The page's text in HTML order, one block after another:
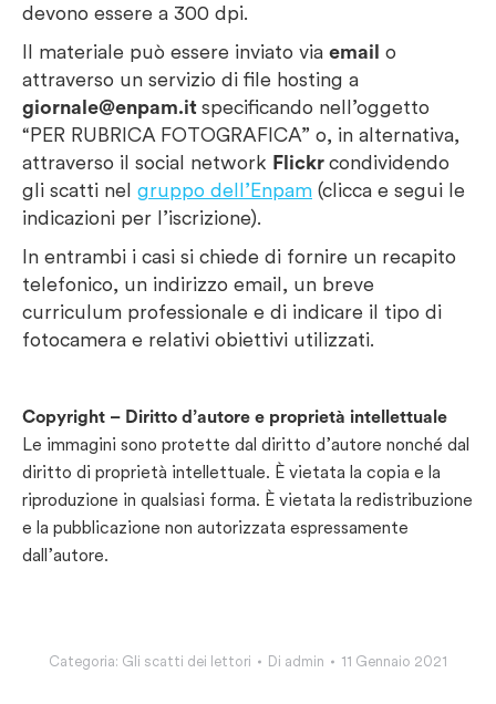
devono essere a 300 dpi.
Il materiale può essere inviato via email o
attraverso un servizio di file hosting a
giornale@enpam.it specificando nell’oggetto
“PER RUBRICA FOTOGRAFICA” o, in alternativa,
attraverso il social network Flickrcondividendo
gli scatti nel gruppo dell’Enpam (clicca e segui le
indicazioni per l’iscrizione).
In entrambi i casi si chiede di fornire un recapito
telefonico, un indirizzo email, un breve
curriculum professionale e di indicare il tipo di
fotocamera e relativi obiettivi utilizzati.
Copyright – Diritto d’autore e proprietà intellettuale
Le immagini sono protette dal diritto d’autore nonché dal
diritto di proprietà intellettuale. È vietata la copia e la
riproduzione in qualsiasi forma. È vietata la redistribuzione
e la pubblicazione non autorizzata espressamente
dall’autore.
Categoria: Gli scatti dei lettori Di admin 11 Gennaio 2021